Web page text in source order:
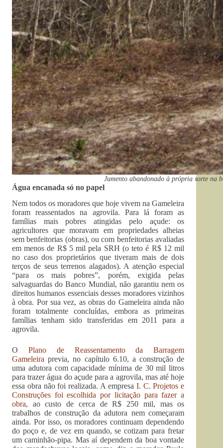
Jumento abandonado à própria sorte na
Água encanada só no papel
Nem todos os moradores que hoje vivem na Gameleira
foram reassentados na agrovila. Para lá foram as
famílias mais pobres atingidas pelo açude: os
agricultores que moravam em propriedades alheias
sem benfeitorias (obras), ou com benfeitorias avaliadas
em menos de R$ 5 mil pela SRH (o teto é R$ 12 mil
no caso dos proprietários que tiveram mais de dois
terços de seus terrenos alagados). A atenção especial
“para os mais pobres”, porém, exigida pelas
salvaguardas do Banco Mundial, não garantiu nem os
direitos humanos essenciais desses moradores vizinhos
à obra. Por sua vez, as obras do Gameleira ainda não
foram totalmente concluídas, embora as primeiras
famílias tenham sido transferidas em 2011 para a
agrovila.
O Plano de Reassentamento da Barragem
Gameleira previa, no capítulo 6.10, a construção de
uma adutora com capacidade mínima de 30 mil litros
para trazer água do açude para a agrovila, mas até hoje
essa obra não foi realizada. A empresa I. C. Projetos e
Construções foi escolhida por licitação para fazer a
obra, ao custo de cerca de R$ 250 mil, mas os
trabalhos de construção da adutora nem começaram
ainda. Por isso, os moradores continuam dependendo
do poço e, de vez em quando, se cotizam para fretar
um caminhão-pipa. Mas aí dependem da boa vontade